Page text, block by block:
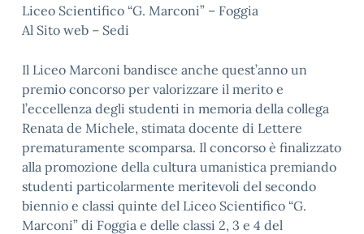
Liceo Scientifico “G. Marconi” – Foggia
Al Sito web – Sedi
Il Liceo Marconi bandisce anche quest’anno un
premio concorso per valorizzare il merito e
l’eccellenza degli studenti in memoria della collega
Renata de Michele, stimata docente di Lettere
prematuramente scomparsa. Il concorso è finalizzato
alla promozione della cultura umanistica premiando
studenti particolarmente meritevoli del secondo
biennio e classi quinte del Liceo Scientifico “G.
Marconi” di Foggia e delle classi 2, 3 e 4 del